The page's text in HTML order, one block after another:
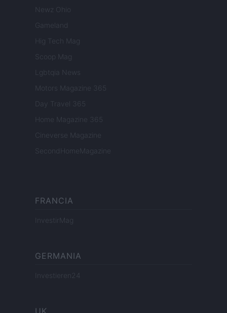
Newz Ohio
Gameland
Hig Tech Mag
Scoop Mag
Lgbtqia News
Motors Magazine 365
Day Travel 365
Home Magazine 365
Cineverse Magazine
SecondHomeMagazine
FRANCIA
InvestirMag
GERMANIA
Investieren24